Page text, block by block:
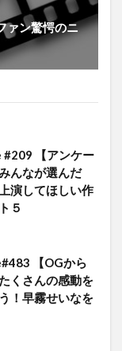
ァン驚愕のニ
【アンケー
んなが選んだ
演してほしい作
５
【OGから
くさんの感動を
！早霧せいなを